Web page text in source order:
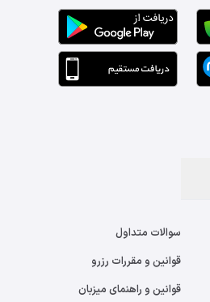
سوالات متداول
قوانین و مقررات رزرو
قوانین و راهنمای میزبان